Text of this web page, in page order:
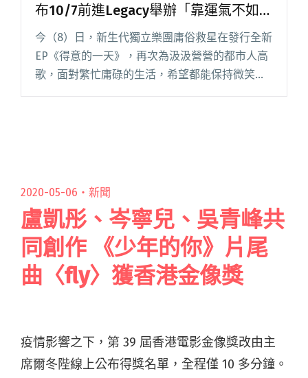
布10/7前進Legacy舉辦「靠運氣不如靠
腰力」專場
今（8）日，新生代獨立樂團庸俗救星在發行全新
EP《得意的一天》，再次為汲汲營營的都市人高
歌，面對繁忙庸碌的生活，希望都能保持微笑繼
續向前，然而若是偶爾想要逃離現實、選擇躺平
2020-05-06・ 新聞
盧凱彤、岑寧兒、吳青峰共
同創作 《少年的你》片尾
曲〈fly〉獲香港金像獎
疫情影響之下，第 39 屆香港電影金像獎改由主
席爾冬陛線上公布得獎名單，全程僅 10 多分鐘。